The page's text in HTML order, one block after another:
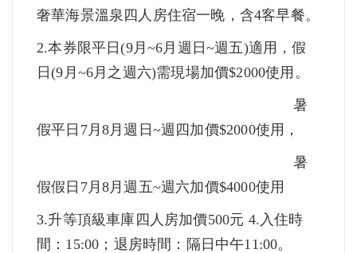
奢華海景溫泉四人房住宿一晚，含4客早餐。
2.本券限平日(9月~6月週日~週五)適用，假
日(9月~6月之週六)需現場加價$2000使用。
暑
假平日7月8月週日~週四加價$2000使用，
暑
假假日7月8月週五~週六加價$4000使用
3.升等頂級車庫四人房加價500元 4.入住時
間：15:00；退房時間：隔日中午11:00。